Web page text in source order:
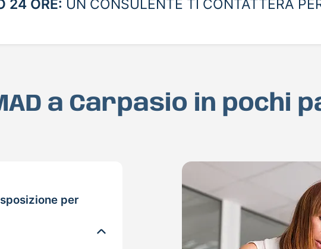
24 ORE: UN CONSULENTE TI CONTATTERÀ
a Carpasio in pochi
per